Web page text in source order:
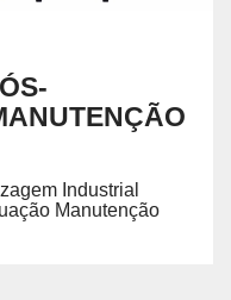
Industrial
Manutenção